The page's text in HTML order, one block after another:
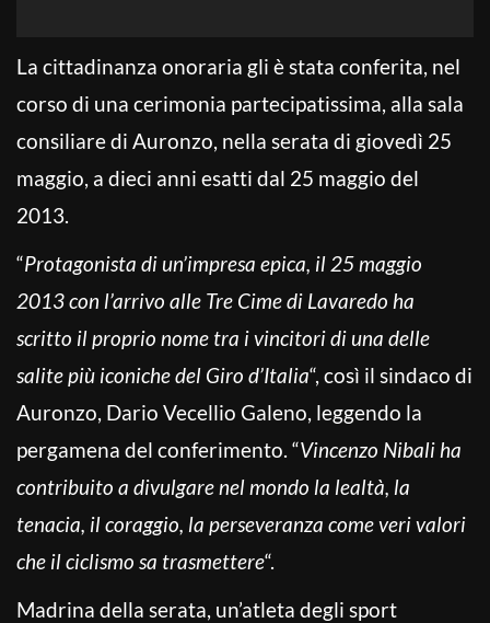
La cittadinanza onoraria gli è stata conferita, nel
corso di una cerimonia partecipatissima, alla sala
consiliare di Auronzo, nella serata di giovedì 25
maggio, a dieci anni esatti dal 25 maggio del
2013.
“Protagonista di un’impresa epica, il 25 maggio
2013 con l’arrivo alle Tre Cime di Lavaredo ha
scritto il proprio nome tra i vincitori di una delle
salite più iconiche del Giro d’Italia“, così il sindaco di
Auronzo, Dario Vecellio Galeno, leggendo la
pergamena del conferimento. “Vincenzo Nibali ha
contribuito a divulgare nel mondo la lealtà, la
tenacia, il coraggio, la perseveranza come veri valori
che il ciclismo sa trasmettere“.
Madrina della serata, un’atleta degli sport